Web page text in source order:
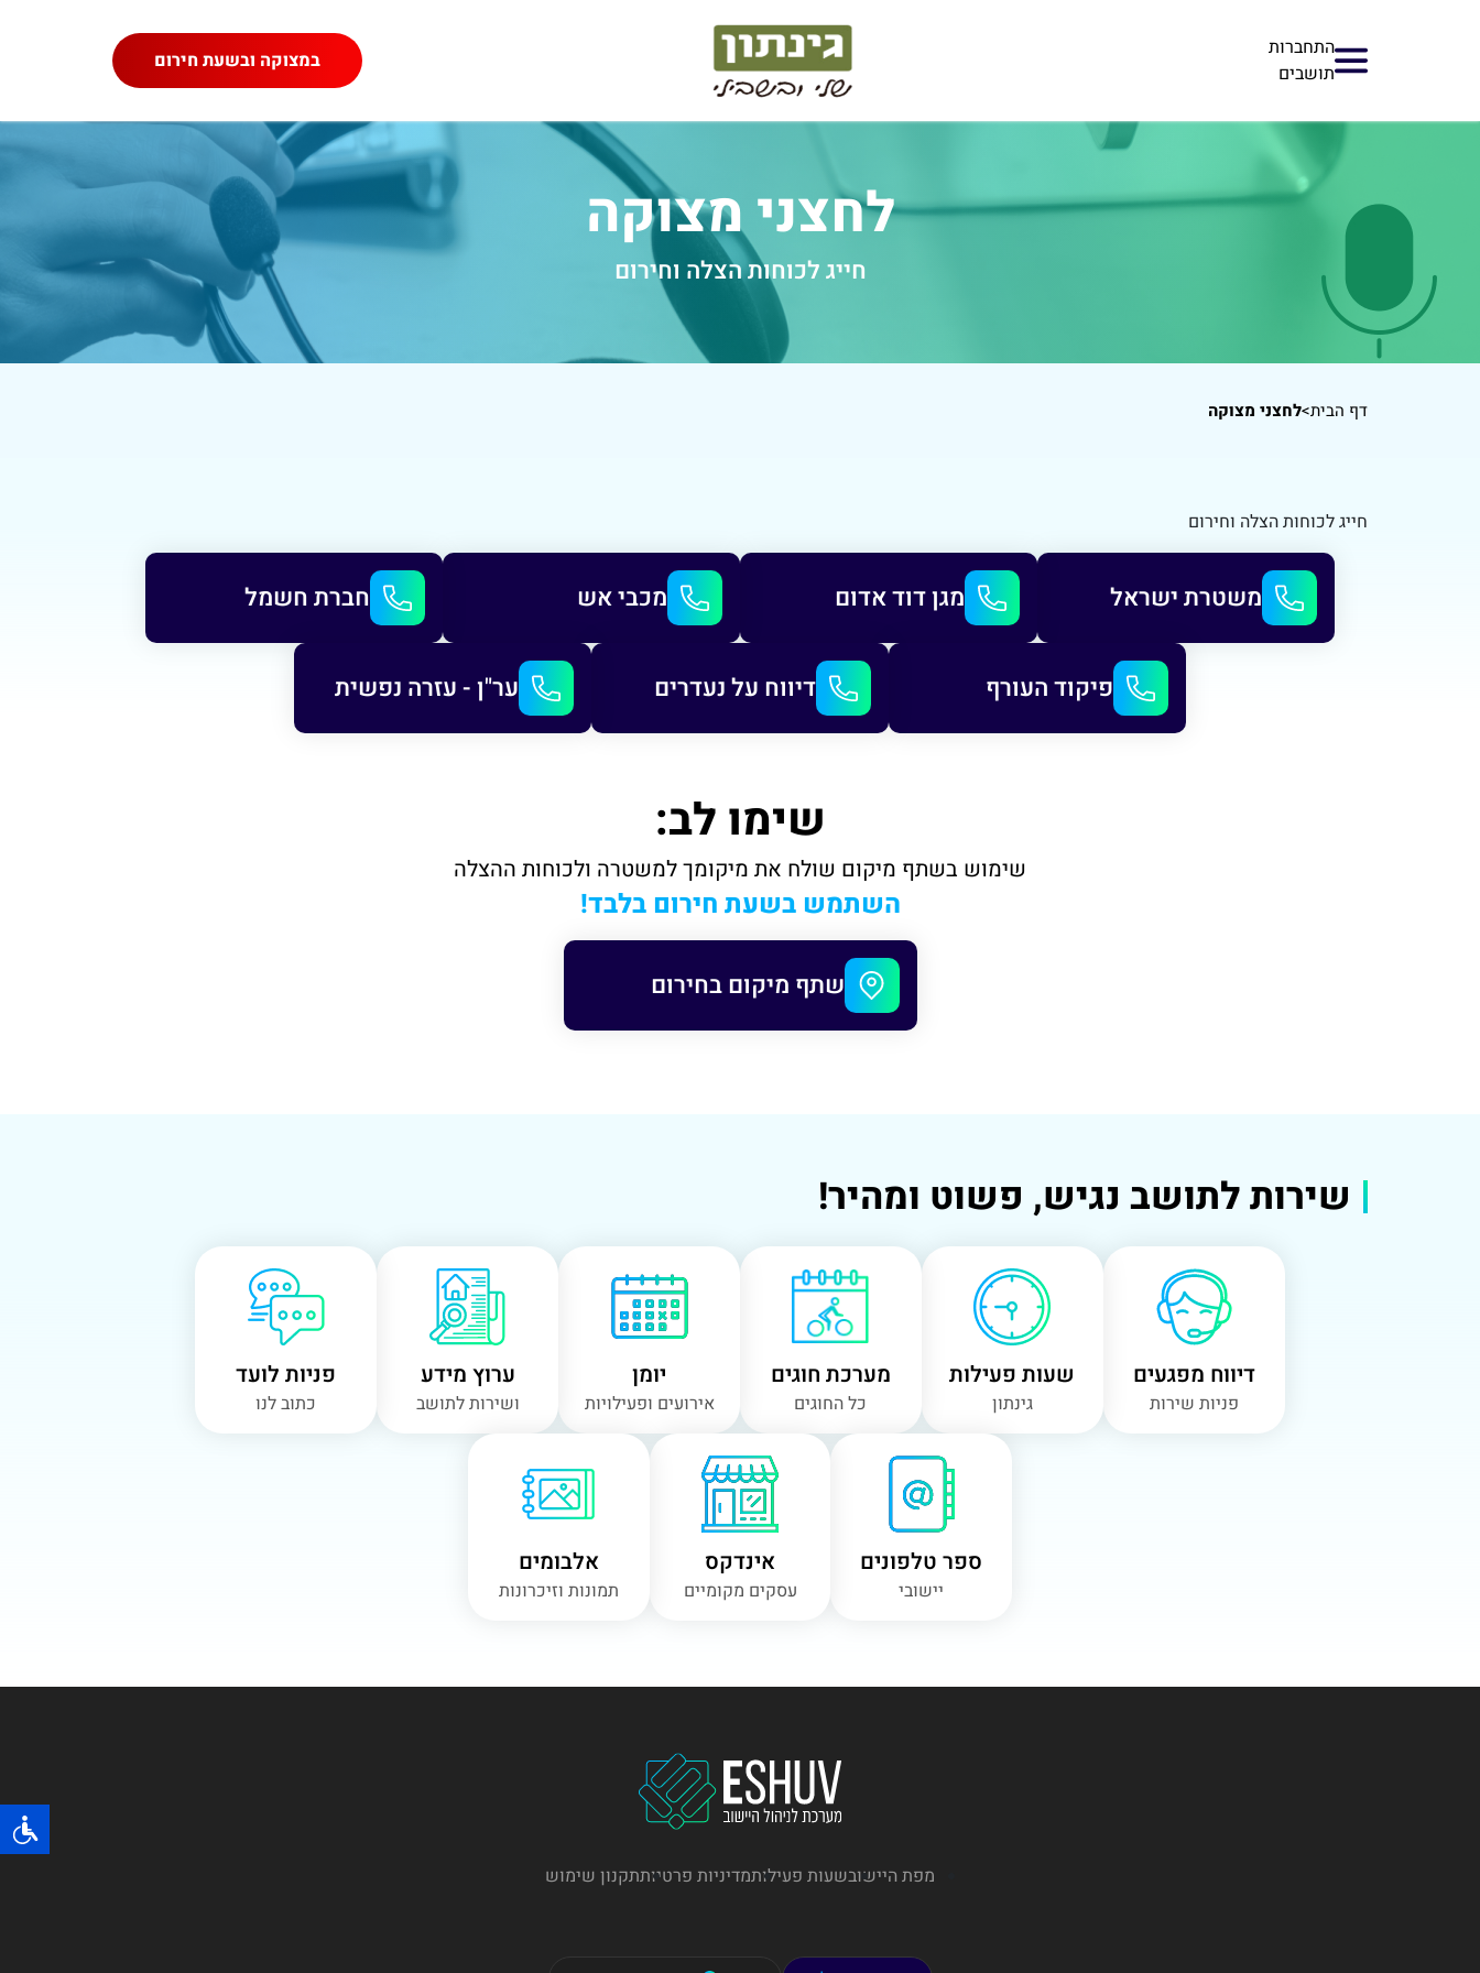
התחברות
תושבים
במצוקה ובשעת חירום
לחצני מצוקה
חייג לכוחות הצלה וחירום
דף הבית>לחצני מצוקה
חייג לכוחות הצלה וחירום
משטרת ישראל מגן דוד אדום מכבי אש חברת חשמל
פיקוד העורף דיווח על נעדרים ער"ן - עזרה נפשית
שימו לב:
שימוש בשתף מיקום שולח את מיקומך למשטרה ולכוחות ההצלה
השתמש בשעת חירום בלבד!
שתף מיקום בחירום
שירות לתושב נגיש, פשוט ומהיר!
דיווח מפגעים
פניות שירות
שעות פעילות
גינתון
מערכת חוגים
כל החוגים
יומן
אירועים ופעילויות
ערוץ מידע
ושירות לתושב
פניות לועד
כתוב לנו
ספר טלפונים
יישובי
אינדקס
עסקים מקומיים
אלבומים
תמונות וזיכרונות
מפת היישובשעות פעילותמדיניות פרטיותתקנון שימוש